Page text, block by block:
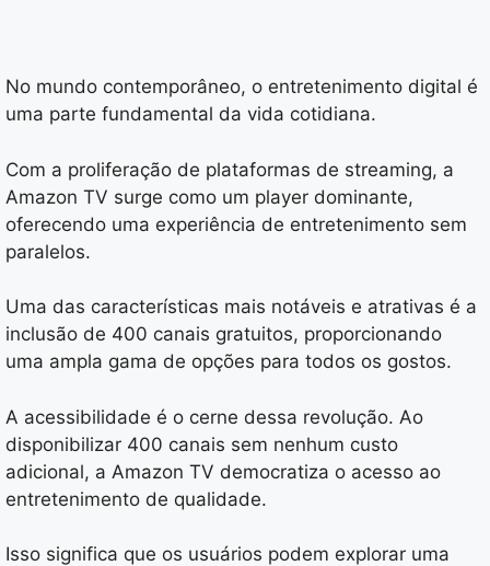
No mundo contemporâneo, o entretenimento digital é
uma parte fundamental da vida cotidiana.
Com a proliferação de plataformas de streaming, a
Amazon TV surge como um player dominante,
oferecendo uma experiência de entretenimento sem
paralelos.
Uma das características mais notáveis e atrativas é a
inclusão de 400 canais gratuitos, proporcionando
uma ampla gama de opções para todos os gostos.
A acessibilidade é o cerne dessa revolução. Ao
disponibilizar 400 canais sem nenhum custo
adicional, a Amazon TV democratiza o acesso ao
entretenimento de qualidade.
Isso significa que os usuários podem explorar uma